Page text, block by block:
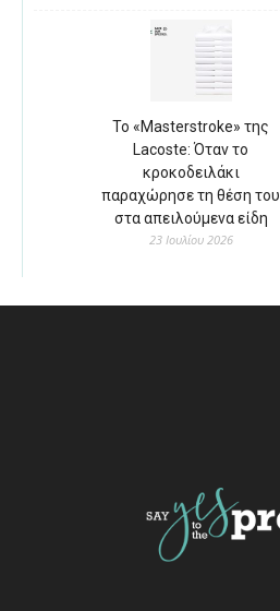
Το «Masterstroke» της
Lacoste: Όταν το
κροκοδειλάκι
παραχώρησε τη θέση του
στα απειλούμενα είδη
23 Ιουλίου 2026